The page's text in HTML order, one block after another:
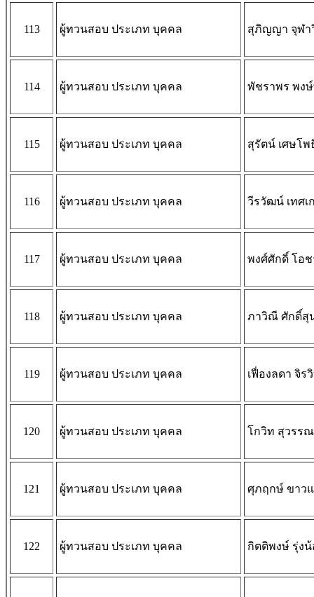
113 ผู้ทวนสอบ ประเภท บุคคล สุภิญญา จุฬา
114 ผู้ทวนสอบ ประเภท บุคคล พัชราพร พง
115 ผู้ทวนสอบ ประเภท บุคคล สุรัตน์ เศษโพ
116 ผู้ทวนสอบ ประเภท บุคคล วีรวัฒน์ เทศเ
117 ผู้ทวนสอบ ประเภท บุคคล พงศ์ศักดิ์ โอ
118 ผู้ทวนสอบ ประเภท บุคคล ภาวิณี ศักดิ์สุ
119 ผู้ทวนสอบ ประเภท บุคคล เฟื่องลดา จิร
120 ผู้ทวนสอบ ประเภท บุคคล โกวิท สุวรร
121 ผู้ทวนสอบ ประเภท บุคคล ศุภฤกษ์ ขาว
122 ผู้ทวนสอบ ประเภท บุคคล กิตติพงษ์ รุ่งน้